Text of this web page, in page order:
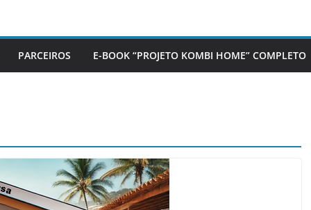
PARCEIROS E-BOOK “PROJETO KOMBI HOME” COMPLETO